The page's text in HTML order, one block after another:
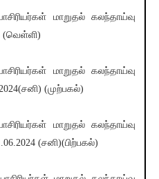
மாறுதல் கலந்தாய்வு
(வெள்ளி)
மாறுதல் கலந்தாய்வு
(முற்பகல்)
மாறுதல் கலந்தாய்வு
(சனி)(பிற்பகல்)